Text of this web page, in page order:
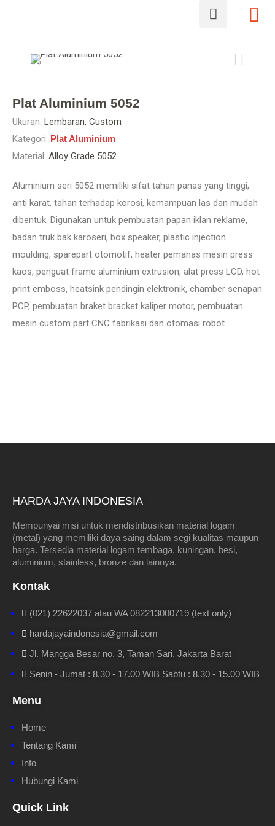
Plat Aluminium 5052
Ukuran: Lembaran, Custom
Kategori: Plat Aluminium
Material: Alloy Grade 5052
Aluminium seri 5052 memiliki sifat tahan panas yang tinggi,
anti karat, tahan terhadap korosi, kemampuan las dan mudah
dibentuk. Digunakan untuk pembuatan papan iklan reklame,
badan truk bak karoseri, box speaker, plastic injection
moulding, sparepart otomotif, heater pemanas mesin press
kaos, penguat frame aluminium extrusion, alat press LCD, hot
print emboss, heatsink pendingin elektronik, chamber senapan
PCP, pembuatan braket bracket kaliper motor, pembuatan
mesin custom part CNC fabrikasi dan otomasi robot.
HARDA JAYA INDONESIA
Mempunyai misi untuk mendistribusikan material logam
(metal) yang memiliki daya saing dalam segi kualitas maupun
harga. Tersedia material logam tembaga, kuningan, besi,
aluminium, stainless, bronze dan lainnya.
Kontak
(021) 22622037 atau WA 082213000719 (text only)
hardajayaindonesia@gmail.com
Jl. Mangga Besar no. 3, Taman Sari, Jakarta Barat
Senin - Jumat : 8.30 - 17.00 WIB Sabtu : 8.30 - 15.00 WIB
Menu
Home
Tentang Kami
Info
Hubungi Kami
Quick Link